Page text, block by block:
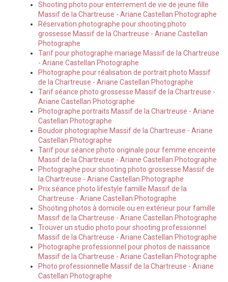
Shooting photo pour enterrement de vie de jeune fille
Massif de la Chartreuse - Ariane Castellan Photographe
Réservation photographe pour shooting photo
grossesse Massif de la Chartreuse - Ariane Castellan
Photographe
Tarif pour photographe mariage Massif de la Chartreuse
- Ariane Castellan Photographe
Photographe pour réalisation de portrait photo Massif
de la Chartreuse - Ariane Castellan Photographe
Tarif séance photo grossesse Massif de la Chartreuse -
Ariane Castellan Photographe
Photographe portraits Massif de la Chartreuse - Ariane
Castellan Photographe
Boudoir photographie Massif de la Chartreuse - Ariane
Castellan Photographe
Tarif pour séance photo originale pour femme enceinte
Massif de la Chartreuse - Ariane Castellan Photographe
Photographe pour shooting photo grossesse Massif de
la Chartreuse - Ariane Castellan Photographe
Prix séance photo lifestyle famille Massif de la
Chartreuse - Ariane Castellan Photographe
Shooting photos à domicile ou en extérieur pour famille
Massif de la Chartreuse - Ariane Castellan Photographe
Trouver un studio photo pour shooting professionnel
Massif de la Chartreuse - Ariane Castellan Photographe
Photographe professionnel pour photos de naissance
Massif de la Chartreuse - Ariane Castellan Photographe
Photo professionnelle Massif de la Chartreuse - Ariane
Castellan Photographe